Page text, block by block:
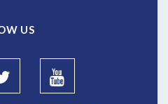
US